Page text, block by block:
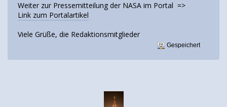
Weiter zur Pressemitteilung der NASA im Portal =>
Link zum Portalartikel
Viele Grüße, die Redaktionsmitglieder
Gespeichert